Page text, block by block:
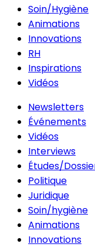
Soin/Hygiène
Animations
Innovations
RH
Inspirations
Vidéos
Newsletters
Événements
Vidéos
Interviews
Études/
Politique
Juridique
Soin/hygiène
Animations
Innovations